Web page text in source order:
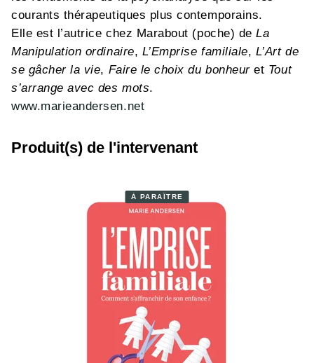
courants thérapeutiques plus contemporains.
Elle est l’autrice chez Marabout (poche) deLa
Manipulation ordinaire, L’Emprise familiale, L’Art de
se gâcher la vie, Faire le choix du bonheuret Tout
s’arrange avec des mots.
www.marieandersen.net
Produit(s) de l'intervenant
À PARAÎTRE